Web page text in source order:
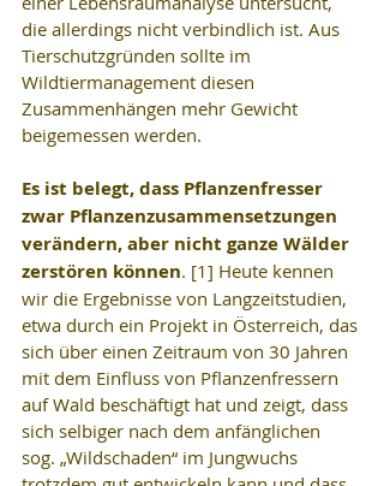
die allerdings nicht verbindlich ist. Aus
Tierschutzgründen sollte im
Wildtiermanagement diesen
Zusammenhängen mehr Gewicht
beigemessen werden.
Es ist belegt, dass Pflanzenfresser
zwar Pflanzenzusammensetzungen
verändern, aber nicht ganze Wälder
zerstören können. [1] Heute kennen
wir die Ergebnisse von Langzeitstudien,
etwa durch ein Projekt in Österreich, das
sich über einen Zeitraum von 30 Jahren
mit dem Einfluss von Pflanzenfressern
auf Wald beschäftigt hat und zeigt, dass
sich selbiger nach dem anfänglichen
sog. „Wildschaden“ im Jungwuchs